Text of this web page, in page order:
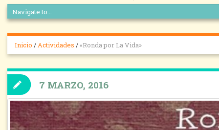
Inicio /Actividades /«Ronda por La Vida»
7 MARZO, 2016